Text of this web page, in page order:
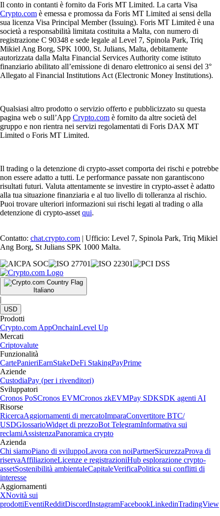
Il conto in contanti è fornito da Foris MT Limited. La carta Visa
Crypto.com è emessa e promossa da Foris MT Limited ai sensi della
sua licenza Visa Principal Member (Issuing). Foris MT Limited è una
società a responsabilità limitata costituita a Malta, con numero di
registrazione C 90348 e sede legale al Level 7, Spinola Park, Triq
Mikiel Ang Borg, SPK 1000, St. Julians, Malta, debitamente
autorizzata dalla Malta Financial Services Authority come istituto
finanziario abilitato all’emissione di denaro elettronico ai sensi del 3°
Allegato al Financial Institutions Act (Electronic Money Institutions).
Qualsiasi altro prodotto o servizio offerto e pubblicizzato su questa
pagina web o sull’App Crypto.com è fornito da altre società del
gruppo e non rientra nei servizi regolamentati di Foris DAX MT
Limited o Foris MT Limited.
Il trading o la detenzione di crypto-asset comporta dei rischi e potrebbe
non essere adatto a tutti. Le performance passate non garantiscono
risultati futuri. Valuta attentamente se investire in crypto-asset è adatto
alla tua situazione finanziaria e al tuo livello di tolleranza al rischio.
Puoi trovare ulteriori informazioni sui rischi legati al trading o alla
detenzione di crypto-asset qui.
Contatto: chat.crypto.com | Ufficio: Level 7, Spinola Park, Triq Mikiel
Ang Borg, St Julians SPK 1000 Malta.
Italiano
|
USD
Prodotti
Crypto.com AppOnchainLevel Up
Mercati
Criptovalute
Funzionalità
CartePanieriEarnStakeDeFi StakingPayPrime
Aziende
CustodiaPay (per i rivenditori)
Sviluppatori
Cronos PoSCronos EVMCronos zkEVMPay SDKSDK agenti AI
Risorse
RicercaAggiornamenti di mercatoImparaConvertitore BTC/
USDGlossarioWidget di prezzoBot TelegramInformativa sui
reclamiAssistenzaPanoramica crypto
Azienda
Chi siamoPiano di sviluppoLavora con noiPartnerSicurezzaProva di
riservaAffiliazioneLicenze e registrazioniHub esplorazione crypto-
assetSostenibilità ambientaleCapitaleVerificaPolitica sui conflitti di
interesse
Aggiornamenti
XNovità sui
prodottiEventiRedditDiscordInstagramFacebookLinkedinTradingView